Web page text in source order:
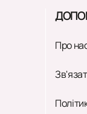
Про